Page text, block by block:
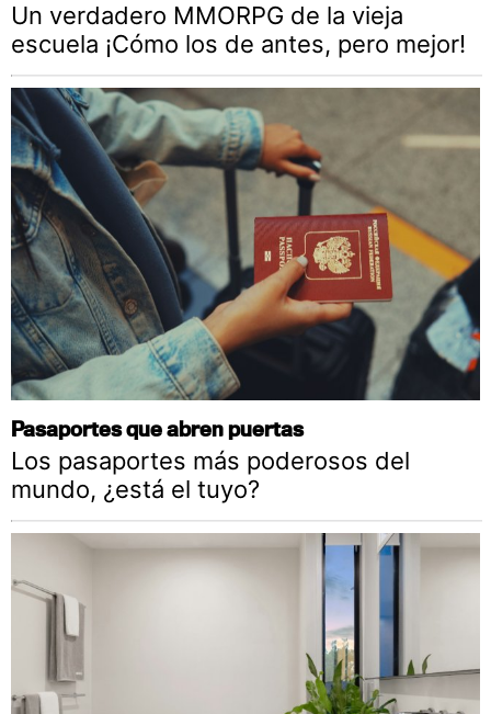
Un verdadero MMORPG de la vieja
escuela ¡Cómo los de antes, pero mejor!
Pasaportes que abren puertas
Los pasaportes más poderosos del
mundo, ¿está el tuyo?